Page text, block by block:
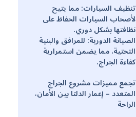
تنظيف السيارات: مما يتيح
لأصحاب السيارات الحفاظ على
نظافتها بشكل دوري.
الصيانة الدورية: للمرافق والبنية
التحتية، مما يضمن استمرارية
كفاءة الجراج.
تجمع مميزات مشروع الجراج
المتعدد – إعمار الدلتا بين الأمان،
الراحة